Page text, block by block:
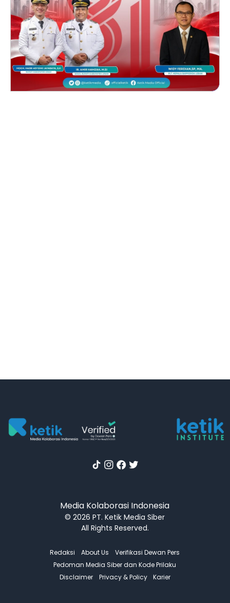
Media Kolaborasi Indonesia
© 2026 PT. Ketik Media Siber
All Rights Reserved.
Redaksi About Us
Verifikasi Dewan Pers
Pedoman Media Siber dan Kode Prilaku
Disclaimer
Privacy & Policy Karier